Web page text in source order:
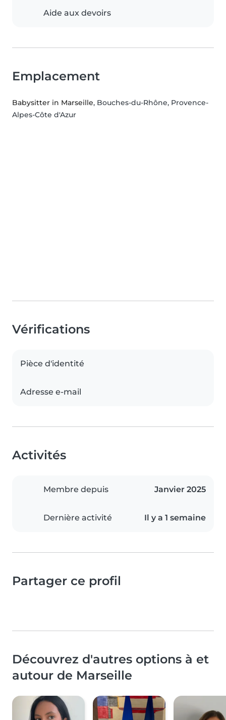
Aide aux devoirs
Emplacement
Babysitter in Marseille, Bouches-du-Rhône, Provence-
Alpes-Côte d'Azur
Vérifications
Pièce d'identité
Adresse e-mail
Activités
Membre depuis Janvier 2025
Dernière activité Il y a 1 semaine
Partager ce profil
Découvrez d'autres options à et
autour de Marseille